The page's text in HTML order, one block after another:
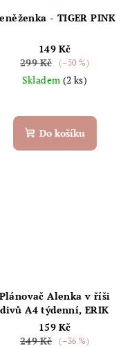
- TIGER PINK
149 Kč
299 Kč
(–50 %)
Skladem (2 ks)
Do košíku
Plánovač Alenka v říši
divů A4 týdenní, ERIK
159 Kč
249 Kč
(–36 %)